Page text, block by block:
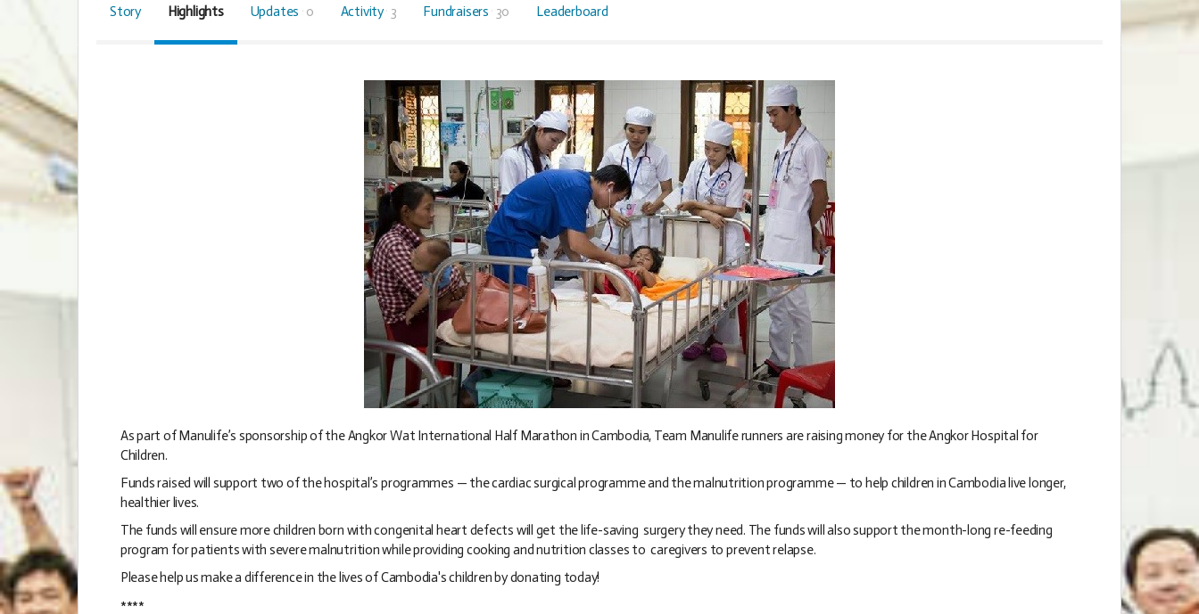
Story Highlights Updates 0 Activity 3 Fundraisers 30 Leaderboard
As part of Manulife’s sponsorship of the Angkor Wat International Half Marathon in Cambodia, Team Manulife runners are raising money for the Angkor Hospital for
Children.
Funds raised will support two of the hospital’s programmes — the cardiac surgical programme and the malnutrition programme — to help children in Cambodia live longer,
healthier lives.
The funds will ensure more children born with congenital heart defects will get the life-saving surgery they need. The funds will also support the month-long re-feeding
program for patients with severe malnutrition while providing cooking and nutrition classes to caregivers to prevent relapse.
Please help us make a difference in the lives of Cambodia's children by donating today!
****